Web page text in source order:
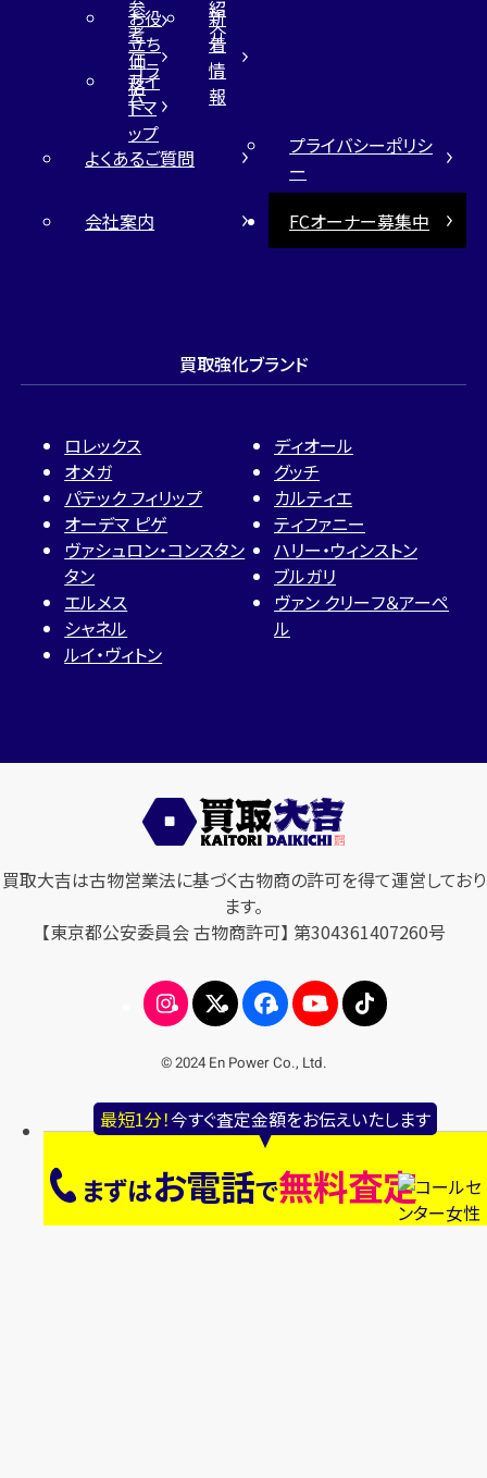
最短1分！今すぐ査定金額をお伝えいたします
まずはお電話で無料査定
参
考
価
格
紹
介
お役
立ち
コラ
ム
新
着
情
報
サイ
トマ
ップ
よくあるご質問
プライバシーポリシ
ー
会社案内
FCオーナー募集中
買取強化ブランド
ロレックス
オメガ
パテック フィリップ
オーデマ ピゲ
ヴァシュロン・コンスタン
タン
エルメス
シャネル
ルイ・ヴィトン
ディオール
グッチ
カルティエ
ティファニー
ハリー・ウィンストン
ブルガリ
ヴァン クリーフ＆アーペ
ル
買取大吉は古物営業法に基づく古物商の許可を得て運営しており
ます。
【東京都公安委員会 古物商許可】 第304361407260号
© 2024 En Power Co., Ltd.